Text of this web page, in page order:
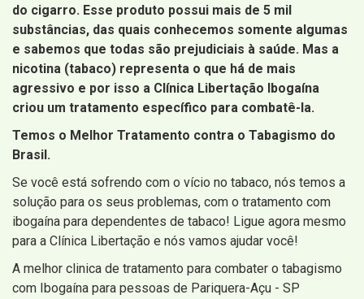
do cigarro. Esse produto possui mais de 5 mil
substâncias, das quais conhecemos somente algumas
e sabemos que todas são prejudiciais à saúde. Mas a
nicotina (tabaco) representa o que há de mais
agressivo e por isso a Clínica Libertação Ibogaína
criou um tratamento específico para combatê-la.
Temos o Melhor Tratamento contra o Tabagismo do
Brasil.
Se você está sofrendo com o vício no tabaco, nós temos a
solução para os seus problemas, com o tratamento com
ibogaína para dependentes de tabaco! Ligue agora mesmo
para a Clínica Libertação e nós vamos ajudar você!
A melhor clinica de tratamento para combater o tabagismo
com Ibogaína para pessoas de Pariquera-Açu - SP